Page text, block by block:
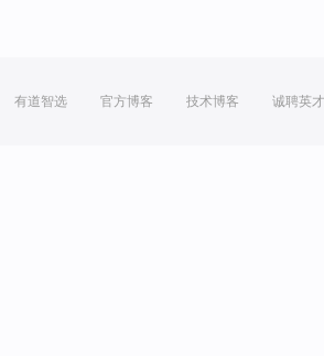
有道智选 官方博客 技术博客 诚聘英才